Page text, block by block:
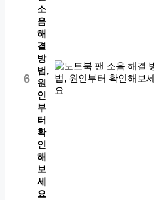
6
소
음
해
결
방
법,
원
인
부
터
확
인
해
보
세
요